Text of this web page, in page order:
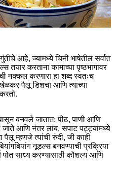
आहे, ज्यामध्ये चिनी भाषेतील सर्वात
तयार करताना कामाच्या पृष्ठभागावर
नक्कल करणारा हा शब्द स्वतःच
पैलू डिशचा आणि त्याच्या
बनवले जातात: पीठ, पाणी आणि
जाते आणि नंतर लांब, सपाट पट्ट्यांमध्ये
म्हणजे त्यांची रुंदी, जी काही
नूडल्स बनवण्याची प्रक्रिया
पोत साध्य करण्यासाठी कौशल्य आणि